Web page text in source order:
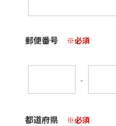
郵便番号 ※必須
-
都道府県 ※必須